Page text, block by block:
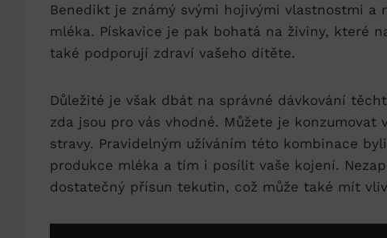
Benedikt ⁣je‌ známý svými hojivými vlastnostmi a⁢
mléka. Pískavice je pak bohatá na živiny, které⁢
také‌ podporují zdraví ​vašeho dítěte.
Důležité​ je však dbát⁢ na správné dávkování
zda jsou pro vás ⁢vhodné. Můžete je⁤
stravy. Pravidelným užíváním⁤ této kombinace
produkce mléka a ⁣tím i posílit vaše kojení.
dostatečný ‌přísun tekutin, což⁣ může také mít⁢